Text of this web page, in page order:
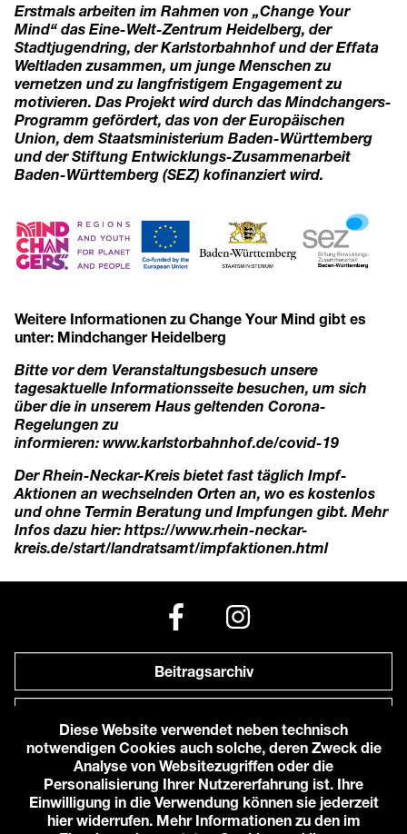
Erstmals arbeiten im Rahmen von „Change Your
Mind“ das Eine-Welt-Zentrum Heidelberg, der
Stadtjugendring, der Karlstorbahnhof und der Effata
Weltladen zusammen, um junge Menschen zu
vernetzen und zu langfristigem Engagement zu
motivieren. Das Projekt wird durch das Mindchangers-
Programm gefördert, das von der Europäischen
Union, dem Staatsministerium Baden-Württemberg
und der Stiftung Entwicklungs-Zusammenarbeit
Baden-Württemberg (SEZ) kofinanziert wird.
Weitere Informationen zu Change Your Mind gibt es
unter: Mindchanger Heidelberg
Bitte vor dem Veranstaltungsbesuch unsere
tagesaktuelle Informationsseite besuchen, um sich
über die in unserem Haus geltenden Corona-
Regelungen zu
informieren: www.karlstorbahnhof.de/covid-19
Der Rhein-Neckar-Kreis bietet fast täglich Impf-
Aktionen an wechselnden Orten an, wo es kostenlos
und ohne Termin Beratung und Impfungen gibt. Mehr
Infos dazu hier: https://www.rhein-neckar-
kreis.de/start/landratsamt/impfaktionen.html
Beitragsarchiv
Anfahrt zu uns
© 2026 Karlstorbahnhof e.V.
Diese Website verwendet neben technisch
notwendigen Cookies auch solche, deren Zweck die
Analyse von Websitezugriffen oder die
Personalisierung Ihrer Nutzererfahrung ist. Ihre
Einwilligung in die Verwendung können sie jederzeit
hier widerrufen. Mehr Informationen zu den im